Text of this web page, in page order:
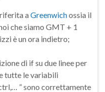
a Greenwichossia il
che siamo GMT + 1
è un ora indietro;
di if su due linee per
tutte le variabili
” sono correttamente